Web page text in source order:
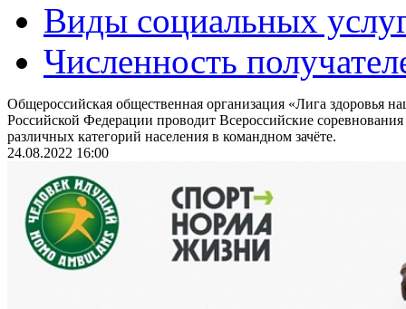
Виды социальных
Численность
Общероссийская общественная организация «Лига здоровья
Российской Федерации проводит Всероссийские
различных категорий населения в командном зачёте.
24.08.2022 16:00